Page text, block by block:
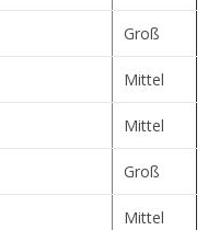
Groß
Mittel
Mittel
Groß
Mittel